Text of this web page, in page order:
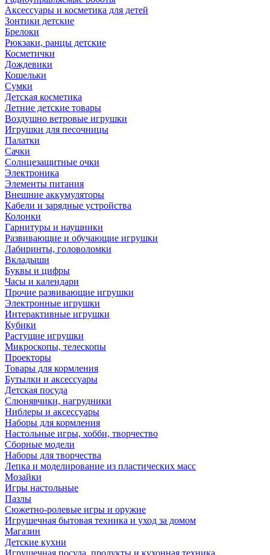
Аксессуары и косметика для детей
Зонтики детские
Брелоки
Рюкзаки, ранцы детские
Косметички
Дождевики
Кошельки
Сумки
Детская косметика
Летние детские товары
Воздушно ветровые игрушки
Игрушки для песочницы
Палатки
Сачки
Солнцезащитные очки
Электроника
Элементы питания
Внешние аккумуляторы
Кабели и зарядные устройства
Колонки
Гарнитуры и наушники
Развивающие и обучающие игрушки
Лабиринты, головоломки
Вкладыши
Буквы и цифры
Часы и календари
Прочие развивающие игрушки
Электронные игрушки
Интерактивные игрушки
Кубики
Растущие игрушки
Микроскопы, телескопы
Проекторы
Товары для кормления
Бутылки и аксессуары
Детская посуда
Слюнявчики, нагрудники
Ниблеры и аксессуары
Наборы для кормления
Настольные игры, хобби, творчество
Сборные модели
Наборы для творчества
Лепка и моделирование из пластических масс
Мозайки
Игры настольные
Пазлы
Сюжетно-ролевые игры и оружие
Игрушечная бытовая техника и уход за домом
Магазин
Детские кухни
Игрушечная посуда, продукты и кухонная техника